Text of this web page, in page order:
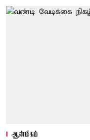
ஆன்மிகம்